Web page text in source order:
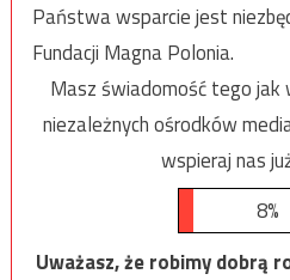
Państwa wsparcie jest
Fundacji Magna Polonia.
Masz świadomość tego
niezależnych ośrodków
wspieraj nas
8%
Uważasz, że robimy dobrą